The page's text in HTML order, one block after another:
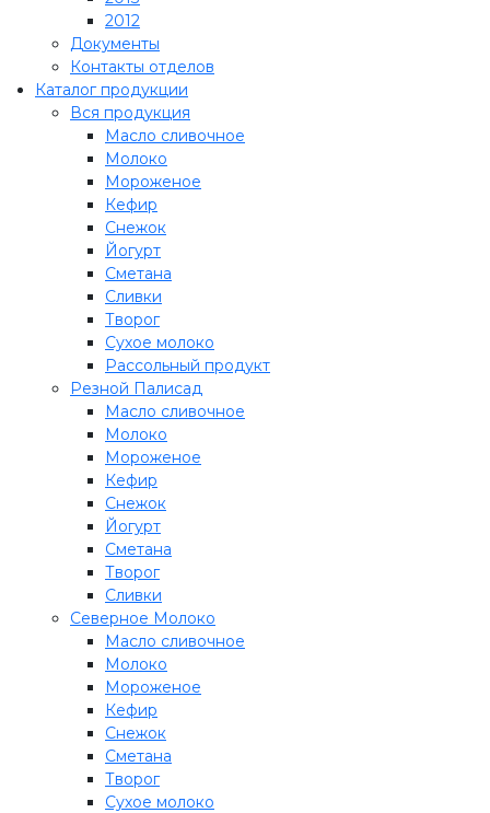
2012
Документы
Контакты отделов
Каталог продукции
Вся продукция
Масло сливочное
Молоко
Мороженое
Кефир
Снежок
Йогурт
Сметана
Сливки
Творог
Сухое молоко
Рассольный продукт
Резной Палисад
Масло сливочное
Молоко
Мороженое
Кефир
Снежок
Йогурт
Сметана
Творог
Сливки
Северное Молоко
Масло сливочное
Молоко
Мороженое
Кефир
Снежок
Сметана
Творог
Сухое молоко